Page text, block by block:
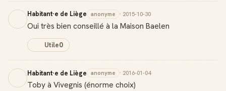
Habitant·e de Liège anonyme · 2015-10-30
Oui très bien conseillé à la Maison Baelen
Utile0
Habitant·e de Liège anonyme · 2016-01-04
Toby à Vivegnis (énorme choix)